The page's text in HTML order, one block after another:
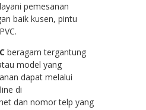
pemesanan
baik kusen, pintu
beragam tergantung
model yang
dapat melalui
di
dan nomor telp yang